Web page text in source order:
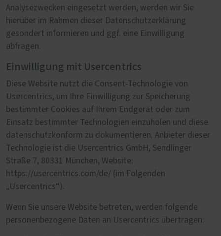
Analysezwecken eingesetzt werden, werden wir Sie
hierüber im Rahmen dieser Datenschutzerklärung
gesondert informieren und ggf. eine Einwilligung
abfragen.
Einwilligung mit Usercentrics
Diese Website nutzt die Consent-Technologie von
Usercentrics, um Ihre Einwilligung zur Speicherung
bestimmter Cookies auf Ihrem Endgerät oder zum
Einsatz bestimmter Technologien einzuholen und diese
datenschutzkonform zu dokumentieren. Anbieter dieser
Technologie ist die Usercentrics GmbH, Sendlinger
Straße 7, 80331 München, Website:
https://usercentrics.com/de/ (im Folgenden
„Usercentrics“).
Wenn Sie unsere Website betreten, werden folgende
personenbezogene Daten an Usercentrics übertragen: